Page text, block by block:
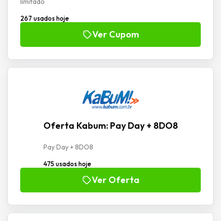
267 usados hoje
Ver Cupom
Oferta Kabum: Pay Day + 8DO8
Pay Day + 8DO8
475 usados hoje
Ver Oferta